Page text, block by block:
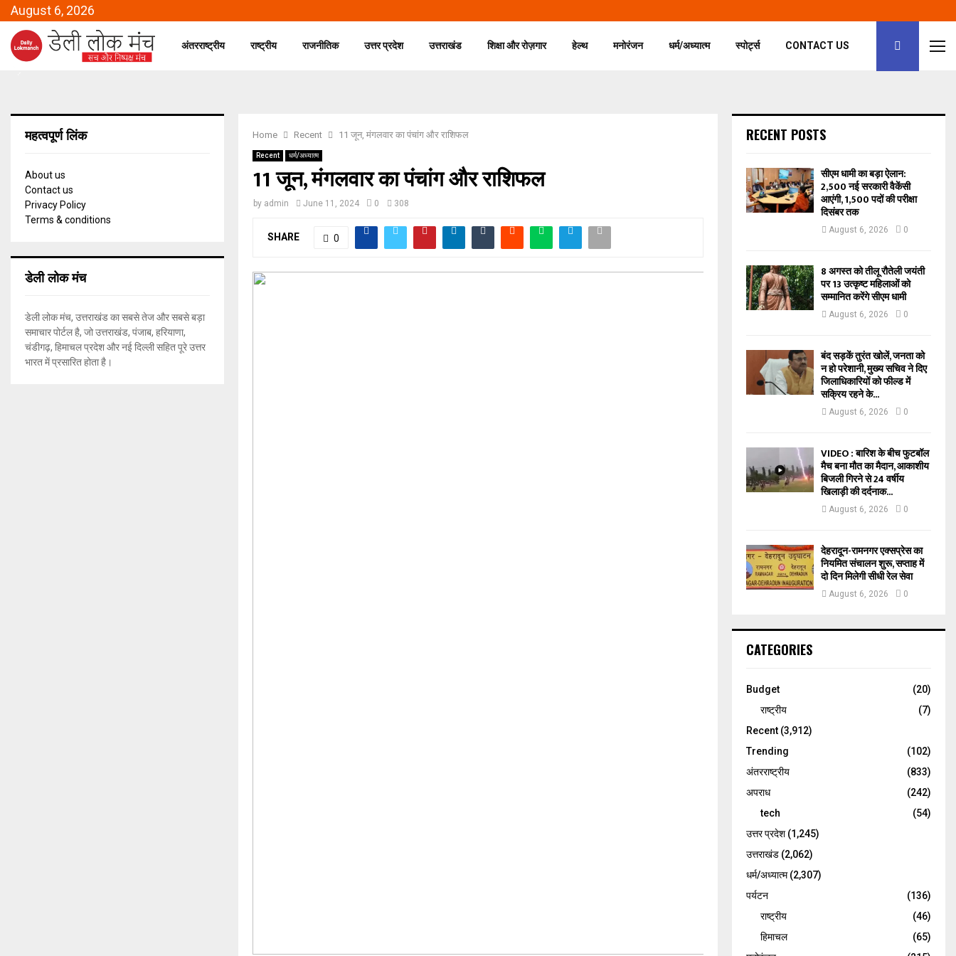
August 6, 2026
अंतरराष्ट्रीय राष्ट्रीय राजनीतिक उत्तर प्रदेश उत्तराखंड शिक्षा और रोज़गार हेल्थ मनोरंजन धर्म/अध्यात्म स्पोर्ट्स CONTACT US
Home Recent 11 जून, मंगलवार का पंचांग और राशिफल
Recent धर्म/अध्यात्म
11 जून, मंगलवार का पंचांग और राशिफल
by admin June 11, 2024 0 308
SHARE 0
महत्वपूर्ण लिंक
About us
Contact us
Privacy Policy
Terms & conditions
डेली लोक मंच
डेली लोक मंच, उत्तराखंड का सबसे तेज और सबसे बड़ा
समाचार पोर्टल है, जो उत्तराखंड, पंजाब, हरियाणा,
चंडीगढ़, हिमाचल प्रदेश और नई दिल्ली सहित पूरे उत्तर
भारत में प्रसारित होता है।
RECENT POSTS
सीएम धामी का बड़ा ऐलान:
2,500 नई सरकारी वैकेंसी
आएंगी, 1,500 पदों की परीक्षा
दिसंबर तक
August 6, 2026 0
8 अगस्त को तीलू रौतेली जयंती
पर 13 उत्कृष्ट महिलाओं को
सम्मानित करेंगे सीएम धामी
August 6, 2026 0
बंद सड़कें तुरंत खोलें, जनता को
न हो परेशानी, मुख्य सचिव ने दिए
जिलाधिकारियों को फील्ड में
सक्रिय रहने के...
August 6, 2026 0
VIDEO : बारिश के बीच फुटबॉल
मैच बना मौत का मैदान, आकाशीय
बिजली गिरने से 24 वर्षीय
खिलाड़ी की दर्दनाक...
August 6, 2026 0
देहरादून-रामनगर एक्सप्रेस का
नियमित संचालन शुरू, सप्ताह में
दो दिन मिलेगी सीधी रेल सेवा
August 6, 2026 0
CATEGORIES
Budget
(20)
राष्ट्रीय
(7)
Recent (3,912)
Trending
(102)
अंतरराष्ट्रीय
(833)
अपराध
(242)
tech
(54)
उत्तर प्रदेश(1,245)
उत्तराखंड (2,062)
धर्म/अध्यात्म(2,307)
पर्यटन
(136)
राष्ट्रीय
(46)
हिमाचल
(65)